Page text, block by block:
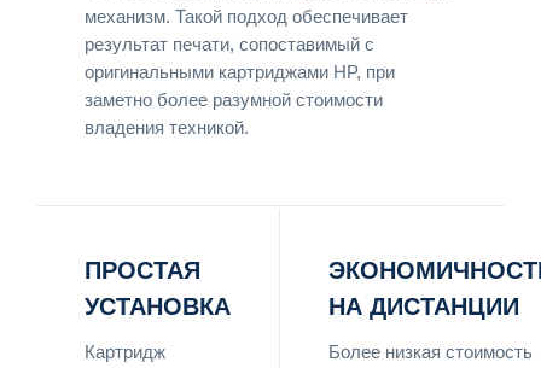
механизм. Такой подход обеспечивает
результат печати, сопоставимый с
оригинальными картриджами HP, при
заметно более разумной стоимости
владения техникой.
ПРОСТАЯ
УСТАНОВКА
Картридж
НА ДИСТАНЦИИ
Более низкая стоимость